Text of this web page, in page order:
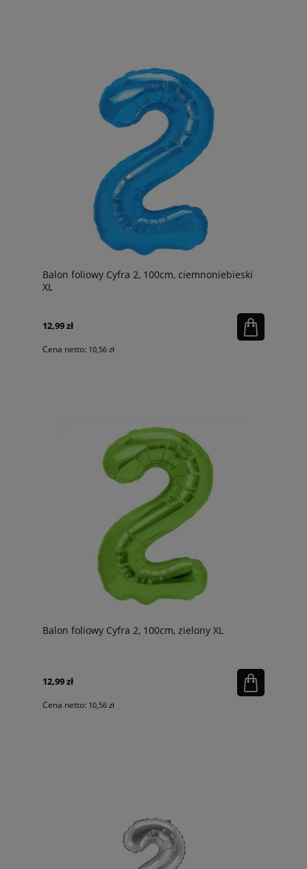
Balon foliowy Cyfra 2, 100cm, ciemnoniebieski
XL
12,99 zł
Cena netto: 10,56 zł
Balon foliowy Cyfra 2, 100cm, zielony XL
12,99 zł
Cena netto: 10,56 zł